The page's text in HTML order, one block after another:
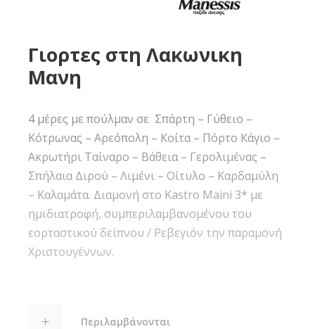
Γιορτες στη Λακωνικη
Μανη
4 μέρες με πούλμαν σε Σπάρτη – Γύθειο –
Κότρωνας – Αρεόπολη – Κοίτα – Πόρτο Κάγιο –
Ακρωτήρι Ταίναρο – Βάθεια – Γερολιμένας –
Σπήλαια Διρού – Λιμένι – Οίτυλο – Καρδαμύλη
– Καλαμάτα. Διαμονή στο Kastro Maini 3* με
ημιδιατροφή, συμπεριλαμβανομένου του
εορταστικού δείπνου / Ρεβεγιόν την παραμονή
Χριστουγέννων.
Περιλαμβάνονται